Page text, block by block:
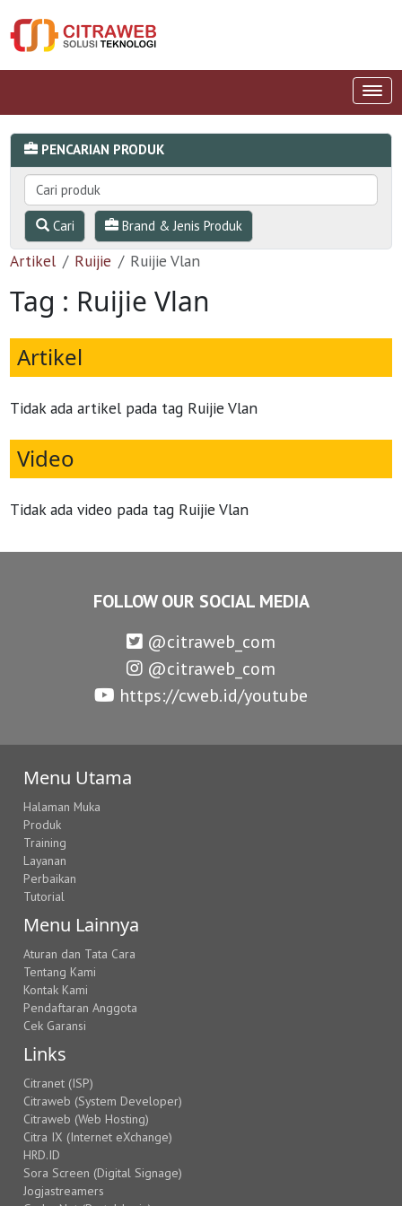
PENCARIAN PRODUK
Cari Brand & Jenis Produk
Artikel Ruijie Ruijie Vlan
Tag : Ruijie Vlan
Artikel
Tidak ada artikel pada tag Ruijie Vlan
Video
Tidak ada video pada tag Ruijie Vlan
FOLLOW OUR SOCIAL MEDIA
@citraweb_com
@citraweb_com
https://cweb.id/youtube
Menu Utama
Halaman Muka
Produk
Training
Layanan
Perbaikan
Tutorial
Menu Lainnya
Aturan dan Tata Cara
Tentang Kami
Kontak Kami
Pendaftaran Anggota
Cek Garansi
Links
Citranet (ISP)
Citraweb (System Developer)
Citraweb (Web Hosting)
Citra IX (Internet eXchange)
HRD.ID
Sora Screen (Digital Signage)
Jogjastreamers